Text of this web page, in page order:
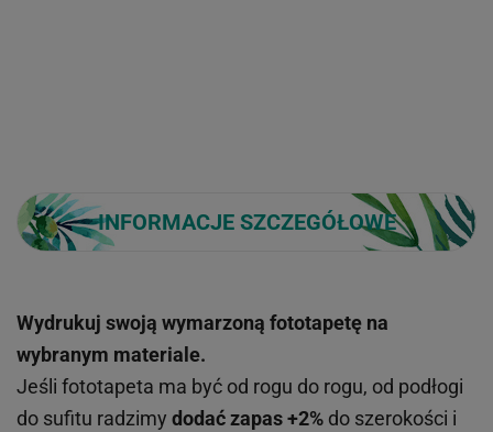
INFORMACJE SZCZEGÓŁOWE
Wydrukuj swoją wymarzoną fototapetę na
wybranym materiale.
Jeśli fototapeta ma być od rogu do rogu, od podłogi
do sufitu radzimy dodać zapas +2% do szerokości i